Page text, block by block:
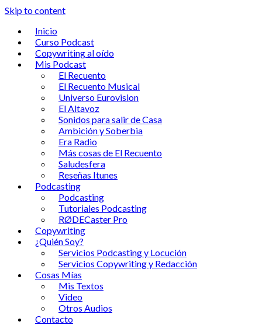
Skip to content
Inicio
Curso Podcast
Copywriting al oído
Mis Podcast
El Recuento
El Recuento Musical
Universo Eurovision
El Altavoz
Sonidos para salir de Casa
Ambición y Soberbia
Era Radio
Más cosas de El Recuento
Saludesfera
Reseñas Itunes
Podcasting
Podcasting
Tutoriales Podcasting
RØDECaster Pro
Copywriting
¿Quién Soy?
Servicios Podcasting y Locución
Servicios Copywriting y Redacción
Cosas Mías
Mis Textos
Video
Otros Audios
Contacto